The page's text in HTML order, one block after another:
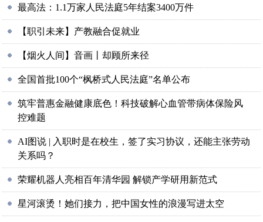
最高法：1.1万家人民法庭5年结案3400万件
【职引未来】产教融合促就业
【烟火人间】音画丨却顾所来径
全国首批100个“枫桥式人民法庭”名单公布
筑牢普惠金融健康底色！科技破解心血管带病体保险风
控难题
AI图说 | 入职时是在校生，签了实习协议，还能主张劳动
关系吗？
荣耀机器人亮相百年清华园 解锁产学研用新范式
星河滚烫！她们接力，把中国女性的浪漫写进太空